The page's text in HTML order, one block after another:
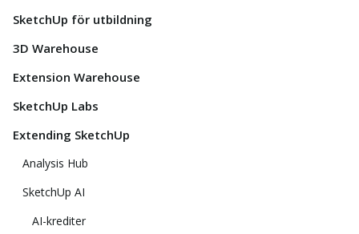
SketchUp för utbildning
3D Warehouse
Extension Warehouse
SketchUp Labs
Extending SketchUp
Analysis Hub
SketchUp AI
AI-krediter